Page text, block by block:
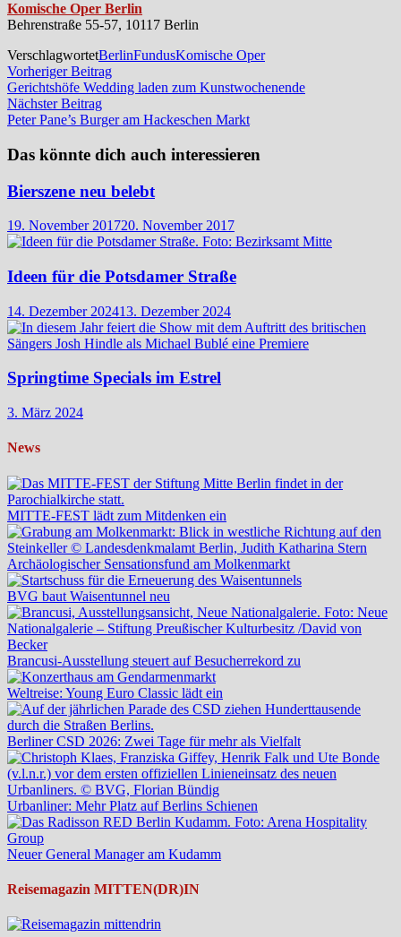
Komische Oper Berlin
Behrenstraße 55-57, 10117 Berlin
VerschlagwortetBerlinFundusKomische Oper
Beitragsnavigation
Vorheriger BeitragVorheriger
Beitrag:
Gerichtshöfe Wedding laden zum Kunstwochenende
Nächster BeitragNächster
Beitrag:
Peter Pane’s Burger am Hackeschen Markt
Das könnte dich auch interessieren
Bierszene neu belebt
19. November 201720. November 2017
Ideen für die Potsdamer Straße
14. Dezember 202413. Dezember 2024
Springtime Specials im Estrel
3. März 2024
News
MITTE-FEST lädt zum Mitdenken ein
Archäologischer Sensationsfund am Molkenmarkt
BVG baut Waisentunnel neu
Brancusi-Ausstellung steuert auf Besucherrekord zu
Weltreise: Young Euro Classic lädt ein
Berliner CSD 2026: Zwei Tage für mehr als Vielfalt
Urbanliner: Mehr Platz auf Berlins Schienen
Neuer General Manager am Kudamm
Reisemagazin MITTEN(DR)IN